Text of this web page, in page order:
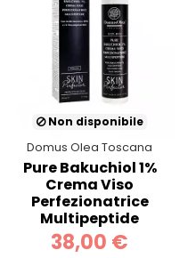
Non disponibile
Domus Olea Toscana
Pure Bakuchiol 1%
Crema Viso
Perfezionatrice
Multipeptide
38,00 €